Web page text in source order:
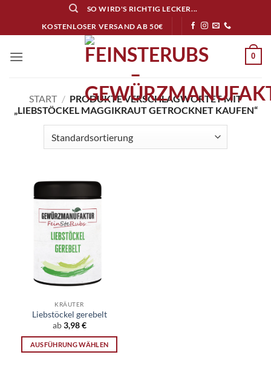
springen
SO WIRD'S RICHTIG LECKER...
KOSTENLOSER VERSAND AB 50€
0
START / PRODUKTE VERSCHLAGWORTET MIT
„LIEBSTÖCKEL MAGGIKRAUT GETROCKNET KAUFEN“
KRÄUTER
Liebstöckel gerebelt
ab3,98€
AUSFÜHRUNG WÄHLEN